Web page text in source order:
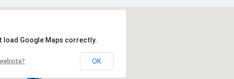
load Google Maps correctly.
OK